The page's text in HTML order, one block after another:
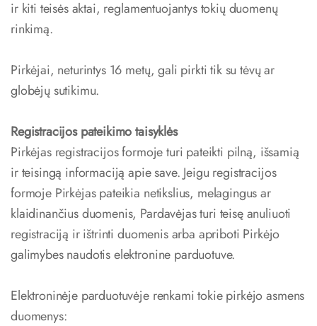
ir kiti teisės aktai, reglamentuojantys tokių duomenų
rinkimą.
Pirkėjai, neturintys 16 metų, gali pirkti tik su tėvų ar
globėjų sutikimu.
Registracijos pateikimo taisyklės
Pirkėjas registracijos formoje turi pateikti pilną, išsamią
ir teisingą informaciją apie save. Jeigu registracijos
formoje Pirkėjas pateikia netikslius, melagingus ar
klaidinančius duomenis, Pardavėjas turi teisę anuliuoti
registraciją ir ištrinti duomenis arba apriboti Pirkėjo
galimybes naudotis elektronine parduotuve.
Elektroninėje parduotuvėje renkami tokie pirkėjo asmens
duomenys: